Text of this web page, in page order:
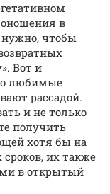
в
нужно, чтобы
Вот и
любимые
рассадой.
и не только
получить
хотя бы на
их также
в открытый